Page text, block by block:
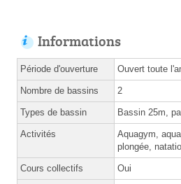
Informations
Période d'ouverture Ouvert toute
Nombre de bassins 2
Types de bassin Bassin 25m,
Activités
Aquagym,
plongée,
Cours collectifs Oui